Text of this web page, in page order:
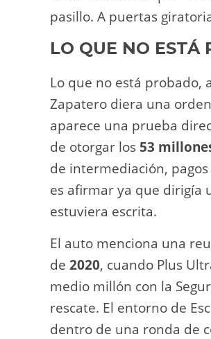
pasillo. A puertas
LO QUE NO ESTÁ
Lo que no está probado,
Zapatero diera una
aparece una prueba
de otorgar los 53
de intermediación,
es afirmar ya que dirigía
estuviera escrita.
El auto menciona una
de 2020, cuando Plus
medio millón con la
rescate. El entorno de
dentro de una ronda de